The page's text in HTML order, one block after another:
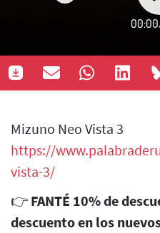
00:00
Mizuno Neo Vista 3
https://
vista-3/
👉 FANTÉ 10% de
descuento en los